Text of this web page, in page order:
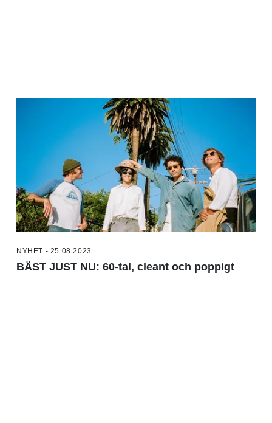
NYHET - 25.08.2023
BÄST JUST NU: 60-tal, cleant och poppigt